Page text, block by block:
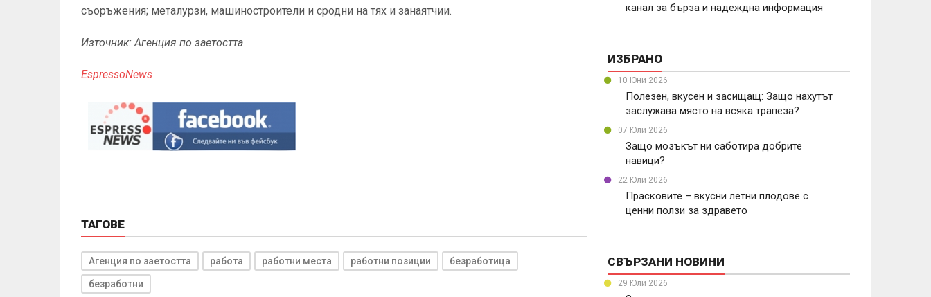
съоръжения; металурзи, машиностроители и сродни на тях и занаятчии.
Източник: Агенция по заетостта
EspressoNews
ТАГОВЕ
Агенция по заетостта работа работни места работни позиции безработица
безработни
канал за бърза и надеждна информация
ИЗБРАНО
10 Юни 2026
Полезен, вкусен и засищащ: Защо нахутът
заслужава място на всяка трапеза?
07 Юли 2026
Защо мозъкът ни саботира добрите
навици?
22 Юли 2026
Прасковите – вкусни летни плодове с
ценни ползи за здравето
СВЪРЗАНИ НОВИНИ
29 Юли 2026